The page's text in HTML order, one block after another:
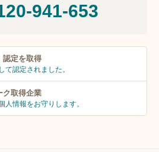
941-653
認定を取得
て認定されました。
ク取得企業
人情報をお守りします。